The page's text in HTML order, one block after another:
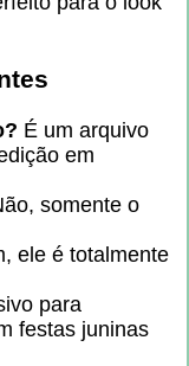
É um arquivo
em
somente o
ele é totalmente
para
festas juninas